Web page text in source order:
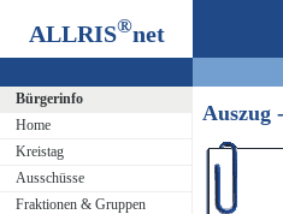
ALLRIS®net
Bürgerinfo
Home
Kreistag
Ausschüsse
Fraktionen & Gruppen
Auszug